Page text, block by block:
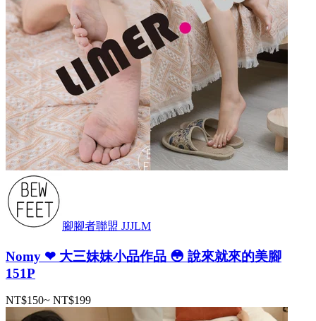
腳腳者聯盟 JJJLM
Nomy ❤ 大三妹妹小品作品 😳 說來就來的美腳
151P
NT$150~ NT$199